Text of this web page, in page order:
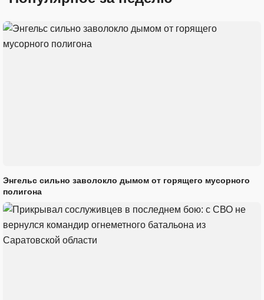
Энгельс сильно заволокло дымом от горящего мусорного
полигона